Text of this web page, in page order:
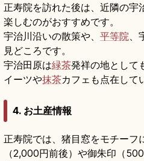
正寿院を訪れた後は、近隣の宇
楽しむのがおすすめです。
宇治川沿いの散策や、 平等院
見どころです。
宇治田原は緑茶発祥の地として
イーツや抹茶カフェも点在して
4. お土産情報
正寿院では、猪目窓をモチーフ
（2,000円前後）や御朱印（